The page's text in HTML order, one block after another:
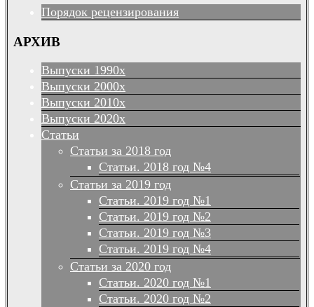
Порядок рецензирования
АРХИВ
Выпуски 1990х
Выпуски 2000х
Выпуски 2010х
Выпуски 2020х
Статьи
Статьи за 2018 год
Статьи. 2018 год №4
Статьи за 2019 год
Статьи. 2019 год №1
Статьи. 2019 год №2
Статьи. 2019 год №3
Статьи. 2019 год №4
Статьи за 2020 год
Статьи. 2020 год №1
Статьи. 2020 год №2